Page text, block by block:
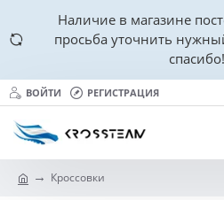
Наличие в магазине
просьба уточнить
спасибо!
ВОЙТИ РЕГИСТРАЦИЯ
Кроссовки